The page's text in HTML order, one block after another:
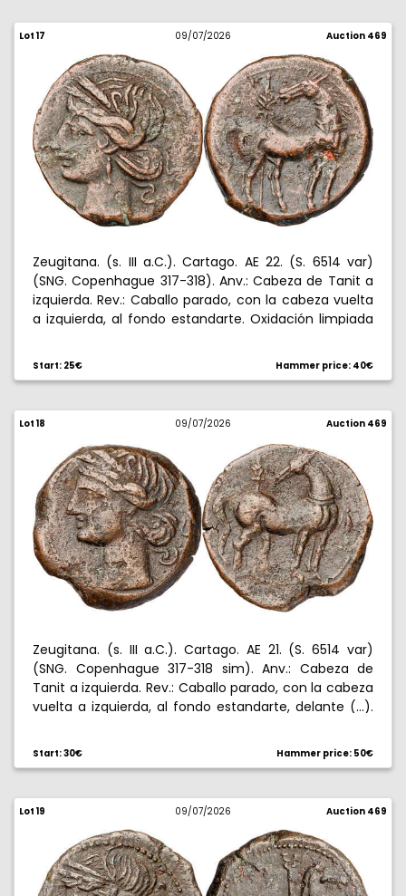
Lot 17 09/07/2026 Auction 469
Zeugitana. (s. III a.C.). Cartago. AE 22. (S. 6514 var)
(SNG. Copenhague 317-318). Anv.: Cabeza de Tanit a
izquierda. Rev.: Caballo parado, con la cabeza vuelta
a izquierda, al fondo estandarte. Oxidación limpiada
Start: 25€ Hammer price: 40€
Lot 18 09/07/2026 Auction 469
Zeugitana. (s. III a.C.). Cartago. AE 21. (S. 6514 var)
(SNG. Copenhague 317-318 sim). Anv.: Cabeza de
Tanit a izquierda. Rev.: Caballo parado, con la cabeza
vuelta a izquierda, al fondo estandarte, delante (...).
Start: 30€ Hammer price: 50€
Lot 19 09/07/2026 Auction 469